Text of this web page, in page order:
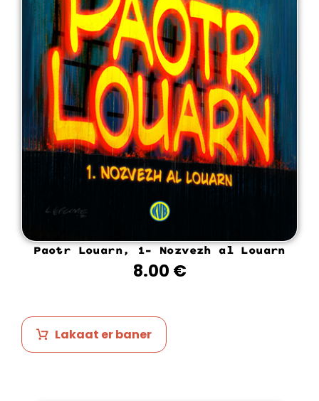
Paotr Louarn, 1- Nozvezh al Louarn
8.00 €
Lakaat er baner